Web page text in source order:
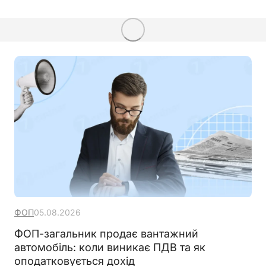
ФОП05.08.2026
ФОП-загальник продає вантажний
автомобіль: коли виникає ПДВ та як
оподатковується дохід